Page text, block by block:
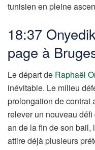
tunisien en pleine
18:37
page à
Le départ de Raphaël
inévitable. Le milieu
prolongation de contrat
relever un nouveau défi
an de la fin de son bail,
attire déjà plusieurs